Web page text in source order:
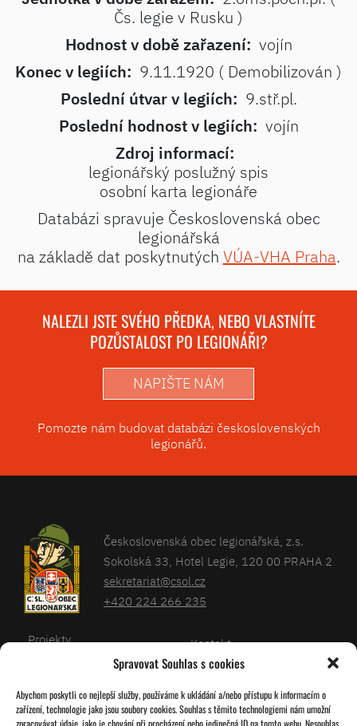
Spravovat Souhlas s cookies
Abychom poskytli co nejlepší služby, používáme k ukládání a/nebo přístupu k informacím o
zařízení, technologie jako jsou soubory cookies. Souhlas s těmito technologiemi nám umožní
zpracovávat údaje, jako je chování při procházení nebo jedinečná ID na tomto webu. Nesouhlas
Čs. legie v Rusku )
Hodnost v době zařazení: vojín
Konec v legiích: 9.11.1920 ( Demobilizován )
Poslední útvar v legiích: 9.stř.pl.
Poslední hodnost v legiích: vojín
Zdroj informací:
legionářský poslužný spis
osobní karta legionáře
Databázi spravuje Československá obec
legionářská
na základě dat poskytnutých VÚA-VHA Praha.
NALEZLI JSTE SVÉHO PŘEDKA, NEBO VLASTNÍTE
POZŮSTALOST PO LEGIONÁŘI?
NAPIŠTE NÁM
Pomozte nám budovat databázi československých
legionářů.
Československá obec legionářská, z.s.
Sokolská 33, Hotel Legie, 120 00 PRAHA 2
sekretariat@csol.cz
+420 224 266 235
Projekty
Kalendář
Kontakt
Databáze legionářů
Pro členy